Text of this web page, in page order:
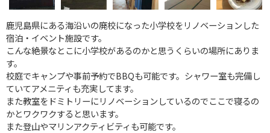
鹿児島県にある海沿いの廃校になった小学校をリノベーションした
宿泊・イベント施設です。
こんな絶景なとこに小学校があるのかと思うくらいの場所にありま
す。
校庭でキャンプや事前予約でBBQも可能です。シャワー室も完備し
ていてアメニティも充実してます。
また教室をドミトリーにリノベーションしているのでここで寝るの
かとワクワクすると思います。
また登山やマリンアクティビティも可能です。